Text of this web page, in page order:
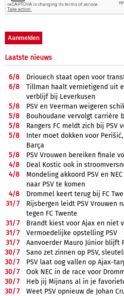
Laatste nieuws
6/8
Driouech staat open voor
6/8
Tillman haalt vernietigend uit
verblijf bij Leverkusen
5/8
PSV en Veerman weigeren
5/8
Bouhoudane vervolgt carrière
5/8
Rangers FC meldt zich bij PSV
5/8
Inter moet dokken voor
Barça
5/8
PSV Vrouwen bereiken finale
4/8
Deal Kostic ook in
4/8
Mondeling akkoord PSV en
naar PSV te komen
4/8
Drommel keert terug bij FC
31/7
Rijsbergen leidt PSV Vrouwen
tegen FC Twente
31/7
Brandt kiest voor Ajax en niet
31/7
Vermoedelijke opstelling PSV
31/7
Aanvoerder Mauro Júnior blijft
30/7
Sano zet zinnen op PSV,
30/7
PSV laat oog vallen op Ajax-
30/7
Ook NEC in de race voor
30/7
Heb jij Mijnans al in je
30/7
Weet PSV opnieuw de Johan